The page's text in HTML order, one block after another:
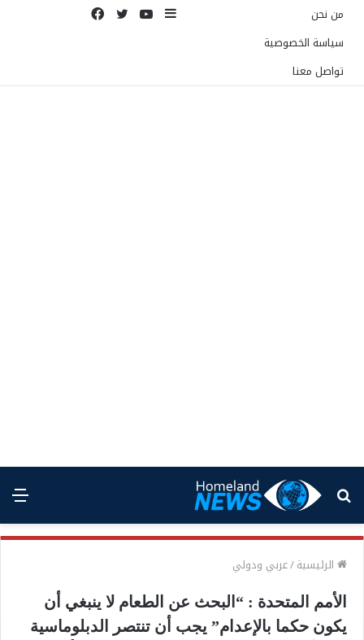
من نحن
سياسة الخصوصية
تواصل معنا
إضافة يوتيوبتويتر
بحث
عن
الرئيسية/عربي ودولي
الأمم المتحدة : “البحث عن الطعام لا ينبغي أن
يكون حكما بالإعدام” يجب أن تنتصر الدبلوماسية